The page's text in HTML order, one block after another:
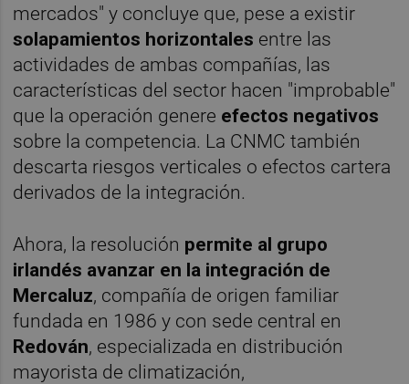
mercados" y concluye que, pese a existir
solapamientos horizontales entre las
actividades de ambas compañías, las
características del sector hacen "improbable"
que la operación genere efectos negativos
sobre la competencia. La CNMC también
descarta riesgos verticales o efectos cartera
derivados de la integración.
Ahora, la resolución permite al grupo
irlandés avanzar en la integración de
Mercaluz, compañía de origen familiar
fundada en 1986 y con sede central en
Redován, especializada en distribución
mayorista de climatización,